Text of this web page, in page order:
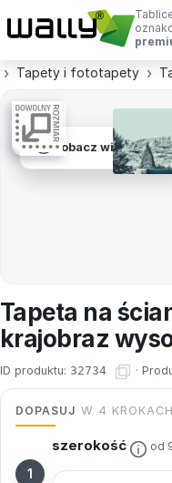
Tapety i fototapety
Zobacz
Tapeta na
krajobraz
ID produktu: 32734 ·
DOPASUJ W 4 KROKACH
szerokość od